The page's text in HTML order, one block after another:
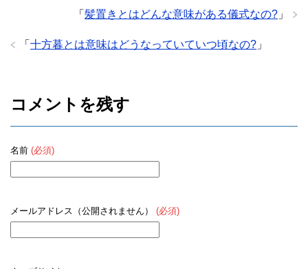
「 髪置きとはどんな意味がある儀式なの? 」
「 十方暮とは意味はどうなっていていつ頃なの? 」
コメントを残す
名前 (必須)
メールアドレス（公開されません） (必須)